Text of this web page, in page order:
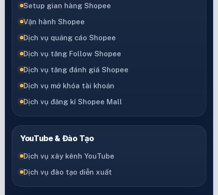
Setup gian hàng Shopee
Vận hành Shopee
Dịch vụ quảng cáo Shopee
Dịch vụ tăng Follow Shopee
Dịch vụ tăng đánh giá Shopee
Dịch vụ mở khóa tài khoản
Dịch vụ đăng kí Shopee Mall
YouTube & Đào Tạo
Dịch vụ xây kênh YouTube
Dịch vụ đào tạo diễn xuất